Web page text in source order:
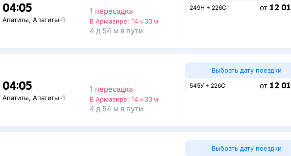
04:05
Апатиты,Апатиты-1
1 пересадка
В Армавире: 14 ч 33 м
4 д 54 м в пути
249Н + 226С от 12
04:05
Апатиты,Апатиты-1
1 пересадка
В Армавире: 14 ч 33 м
4 д 54 м в пути
Выбрать дату поездки
545У + 226С от 12
Выбрать дату поездки